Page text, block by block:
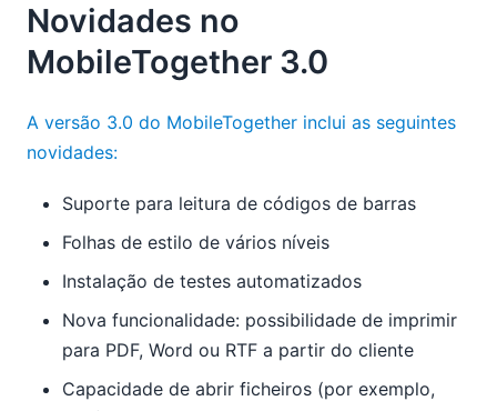
Novidades no
MobileTogether 3.0
A versão 3.0 do MobileTogether inclui as seguintes
novidades:
Suporte para leitura de códigos de barras
Folhas de estilo de vários níveis
Instalação de testes automatizados
Nova funcionalidade: possibilidade de imprimir
para PDF, Word ou RTF a partir do cliente
Capacidade de abrir ficheiros (por exemplo,